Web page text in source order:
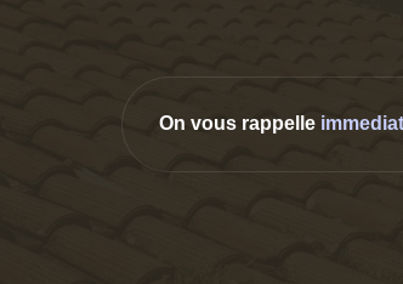
On vous rappelle